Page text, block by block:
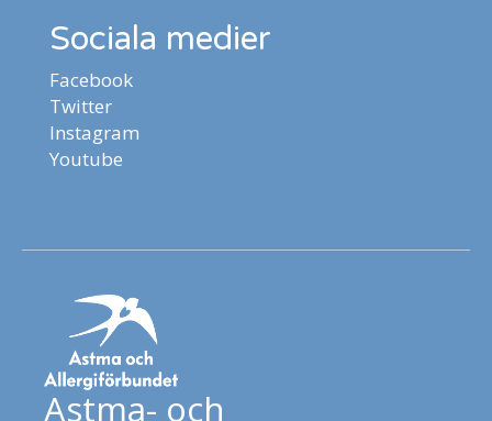
Sociala medier
Facebook
Twitter
Instagram
Youtube
Astma- och